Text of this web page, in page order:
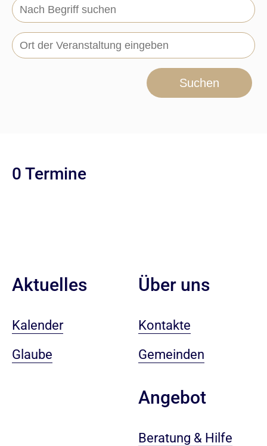
Suchen
0 Termine
Aktuelles
Kalender
Glaube
Über uns
Kontakte
Gemeinden
Angebot
Beratung & Hilfe